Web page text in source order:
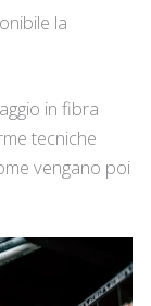
la
in fibra
tecniche
vengano poi